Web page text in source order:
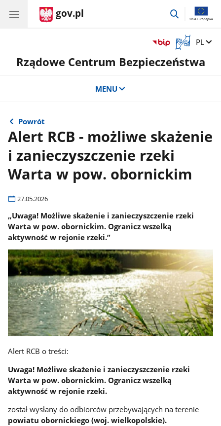
gov.pl
przejdź
Otwórz
okno
z
Zmień
PL
Rządowe Centrum Bezpieczeństwa
MENU
Powrót
Alert RCB - możliwe skażenie
i zanieczyszczenie rzeki
Warta w pow. obornickim
27.05.2026
„Uwaga! Możliwe skażenie i zanieczyszczenie rzeki
Warta w pow. obornickim. Ogranicz wszelką
aktywność w rejonie rzeki.”
Alert RCB o treści:
Uwaga! Możliwe skażenie i zanieczyszczenie rzeki
Warta w pow. obornickim. Ogranicz wszelką
aktywność w rejonie rzeki.
został wysłany do odbiorców przebywających na terenie
powiatu obornickiego (woj. wielkopolskie).